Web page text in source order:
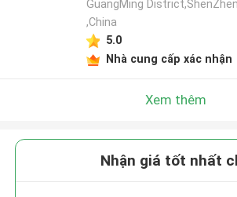
GuangMing
,China
5.0
Nhà cung cấp xác nhận
Xem thêm
Nhận giá tốt nhất